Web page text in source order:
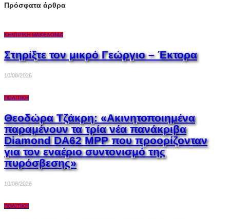
Πρόσφατα άρθρα
ΚΕΝΤΡΙΚΉ ΜΑΚΕΔΟΝΊΑ
Στηρίξτε τον μικρό Γεώργιο – Έκτορα
10/08/2026
ΠΟΛΙΤΙΚΉ
Θεοδώρα Τζάκρη: «Ακινητοποιημένα
παραμένουν τα τρία νέα πανάκριβα
Diamond DA62 MPP που προορίζονταν
για τον εναέριο συντονισμό της
πυρόσβεσης»
10/08/2026
ΠΟΛΙΤΙΚΉ